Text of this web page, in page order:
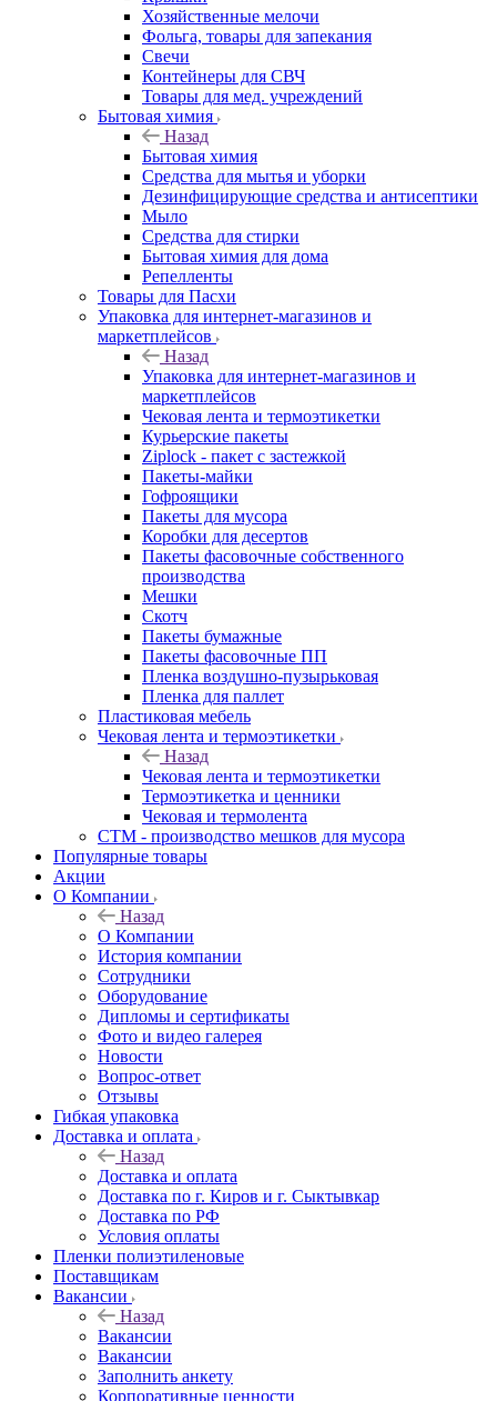
Хозяйственные мелочи
Фольга, товары для запекания
Свечи
Контейнеры для СВЧ
Товары для мед. учреждений
Бытовая химия
Назад
Бытовая химия
Средства для мытья и уборки
Дезинфицирующие средства и антисептики
Мыло
Средства для стирки
Бытовая химия для дома
Репелленты
Товары для Пасхи
Упаковка для интернет-магазинов и
маркетплейсов
Назад
Упаковка для интернет-магазинов и
маркетплейсов
Чековая лента и термоэтикетки
Курьерские пакеты
Ziplock - пакет с застежкой
Пакеты-майки
Гофроящики
Пакеты для мусора
Коробки для десертов
Пакеты фасовочные собственного
производства
Мешки
Скотч
Пакеты бумажные
Пакеты фасовочные ПП
Пленка воздушно-пузырьковая
Пленка для паллет
Пластиковая мебель
Чековая лента и термоэтикетки
Назад
Чековая лента и термоэтикетки
Термоэтикетка и ценники
Чековая и термолента
СТМ - производство мешков для мусора
Популярные товары
Акции
О Компании
Назад
О Компании
История компании
Сотрудники
Оборудование
Дипломы и сертификаты
Фото и видео галерея
Новости
Вопрос-ответ
Отзывы
Гибкая упаковка
Доставка и оплата
Назад
Доставка и оплата
Доставка по г. Киров и г. Сыктывкар
Доставка по РФ
Условия оплаты
Пленки полиэтиленовые
Поставщикам
Вакансии
Назад
Вакансии
Вакансии
Заполнить анкету
Корпоративные ценности